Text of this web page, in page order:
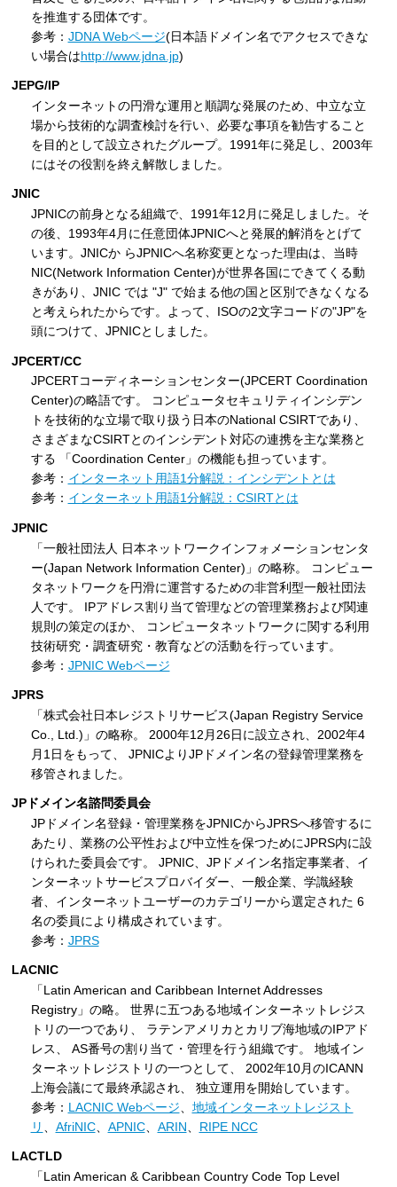
を推進する団体です。
参考： JDNA Webページ(日本語ドメイン名でアクセスできな
い場合はhttp://www.jdna.jp)
JEPG/IP
インターネットの円滑な運用と順調な発展のため、中立な立
場から技術的な調査検討を行い、必要な事項を勧告すること
を目的として設立されたグループ。1991年に発足し、2003年
にはその役割を終え解散しました。
JNIC
JPNICの前身となる組織で、1991年12月に発足しました。そ
の後、1993年4月に任意団体JPNICへと発展的解消をとげて
います。JNICか らJPNICへ名称変更となった理由は、当時
NIC(Network Information Center)が世界各国にできてくる動
きがあり、JNIC では "J" で始まる他の国と区別できなくなる
と考えられたからです。よって、ISOの2文字コードの"JP"を
頭につけて、JPNICとしました。
JPCERT/CC
JPCERTコーディネーションセンター(JPCERT Coordination
Center)の略語です。 コンピュータセキュリティインシデン
トを技術的な立場で取り扱う日本のNational CSIRTであり、
さまざまなCSIRTとのインシデント対応の連携を主な業務と
する 「Coordination Center」の機能も担っています。
参考： インターネット用語1分解説：インシデントとは
参考： インターネット用語1分解説：CSIRTとは
JPNIC
「一般社団法人 日本ネットワークインフォメーションセンタ
ー(Japan Network Information Center)」の略称。 コンピュー
タネットワークを円滑に運営するための非営利型一般社団法
人です。 IPアドレス割り当て管理などの管理業務および関連
規則の策定のほか、 コンピュータネットワークに関する利用
技術研究・調査研究・教育などの活動を行っています。
参考： JPNIC Webページ
JPRS
「株式会社日本レジストリサービス(Japan Registry Service
Co., Ltd.)」の略称。 2000年12月26日に設立され、2002年4
月1日をもって、 JPNICよりJPドメイン名の登録管理業務を
移管されました。
JPドメイン名諮問委員会
JPドメイン名登録・管理業務をJPNICからJPRSへ移管するに
あたり、業務の公平性および中立性を保つためにJPRS内に設
けられた委員会です。 JPNIC、JPドメイン名指定事業者、イ
ンターネットサービスプロバイダー、一般企業、学識経験
者、インターネットユーザーのカテゴリーから選定された 6
名の委員により構成されています。
参考： JPRS
LACNIC
「Latin American and Caribbean Internet Addresses
Registry」の略。 世界に五つある地域インターネットレジス
トリの一つであり、 ラテンアメリカとカリブ海地域のIPアド
レス、 AS番号の割り当て・管理を行う組織です。 地域イン
ターネットレジストリの一つとして、 2002年10月のICANN
上海会議にて最終承認され、 独立運用を開始しています。
参考： LACNIC Webページ
地域インターネットレジスト
リ
AfriNIC、 APNIC、 ARIN RIPE NCC
LACTLD
「Latin American & Caribbean Country Code Top Level